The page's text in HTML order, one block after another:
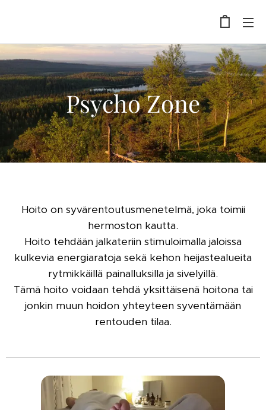
Psycho Zone
Hoito on syvärentoutusmenetelmä, joka toimii
hermoston kautta.
Hoito tehdään jalkateriin stimuloimalla jaloissa
kulkevia energiaratoja sekä kehon heijastealueita
rytmikkäillä painalluksilla ja sivelyillä.
Tämä hoito voidaan tehdä yksittäisenä hoitona tai
jonkin muun hoidon yhteyteen syventämään
rentouden tilaa.